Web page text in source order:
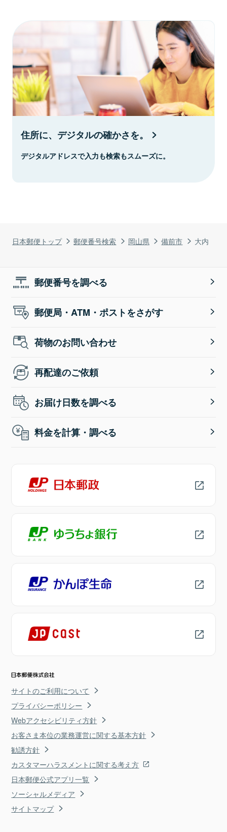
日本郵便トップ 郵便番号検索 岡山県 備前市 大内
住所に、デジタルの確かさを。
デジタルアドレスで入力も検索もスムーズに。
郵便番号を調べる
郵便局・ATM・ポストをさがす
荷物のお問い合わせ
再配達のご依頼
お届け日数を調べる
料金を計算・調べる
サイトのご利用について
プライバシーポリシー
Webアクセシビリティ方針
お客さま本位の業務運営に関する基本方針
勧誘方針
カスタマーハラスメントに関する考え方
日本郵便公式アプリ一覧
ソーシャルメディア
サイトマップ